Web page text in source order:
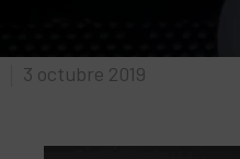
3 octubre 2019